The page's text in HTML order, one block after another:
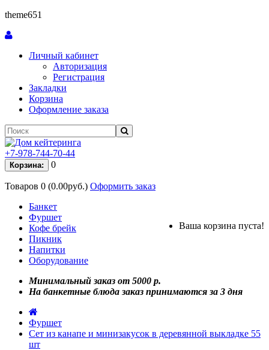
theme651
Личный кабинет
Авторизация
Регистрация
Закладки
Корзина
Оформление заказа
+7-978-744-70-44
Корзина: 0
Товаров 0 (0.00руб.) Оформить заказ
Ваша корзина пуста!
Банкет
Фуршет
Кофе брейк
Пикник
Напитки
Оборудование
Минимальный заказ от 5000 р.
На банкетные блюда заказ принимаются за 3 дня
Фуршет
Сет из канапе и минизакусок в деревянной выкладке 55
шт